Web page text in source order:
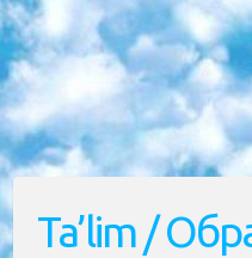
Ta’lim /